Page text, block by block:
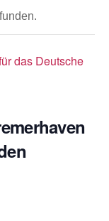
das Deutsche